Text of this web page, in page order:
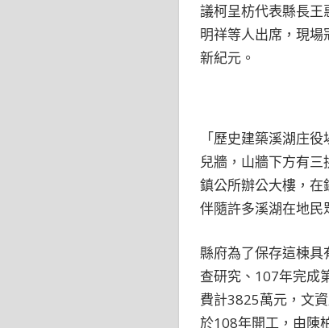
議柯呈枋代表縣長
明祥等人出席，現
新紀元。
「歷史建築溪湖庄
兒牆，山牆下方有
鎮公所辦公大樓，在
伴隨許多溪湖在地民
縣府為了保存這棟
查研究、107年完成
費計3825萬元，文
於108年開工，由陳